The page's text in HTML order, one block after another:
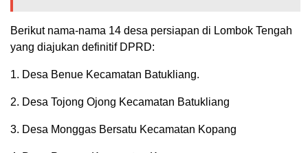
Berikut nama-nama 14 desa persiapan di Lombok Tengah
yang diajukan definitif DPRD:
1. Desa Benue Kecamatan Batukliang.
2. Desa Tojong Ojong Kecamatan Batukliang
3. Desa Monggas Bersatu Kecamatan Kopang